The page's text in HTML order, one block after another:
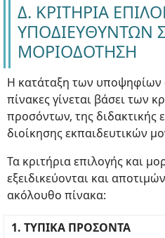
Δ. ΚΡΙΤΗΡΙΑ
ΥΠΟΔΙΕΥΘΥΝΤΩΝ
ΜΟΡΙΟΔΟΤΗΣΗ
Η κατάταξη των υποψηφίων
πίνακες γίνεται βάσει των
προσόντων, της διδακτικής
διοίκησης εκπαιδευτικών
Τα κριτήρια επιλογής και
εξειδικεύονται και
ακόλουθο πίνακα:
1. ΤΥΠΙΚΑ ΠΡΟΣΟΝΤΑ